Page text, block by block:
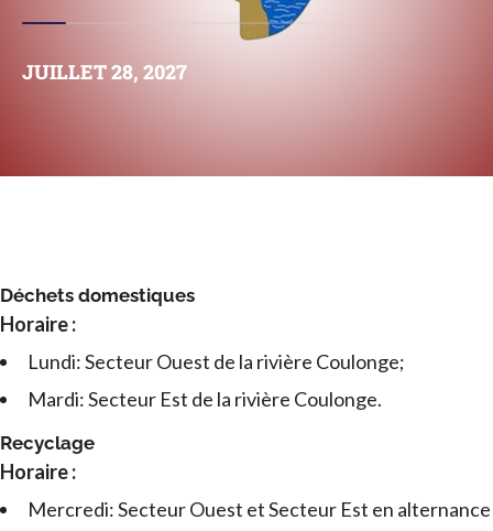
JUILLET 28, 2027
Déchets domestiques
Horaire :
Lundi: Secteur Ouest de la rivière Coulonge;
Mardi: Secteur Est de la rivière Coulonge.
Recyclage
Horaire :
Mercredi: Secteur Ouest et Secteur Est en alternance